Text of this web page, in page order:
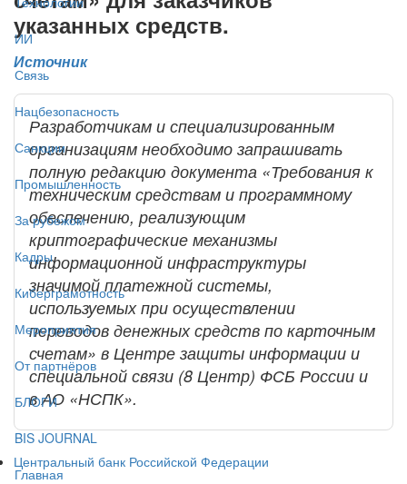
ИИ
Связь
Нацбезопасность
Санкции
Промышленность
За рубежом
Кадры
Киберграмотность
Мероприятия
От партнёров
БЛОГИ
BIS JOURNAL
Главная
указанных средств.
Источник
Разработчикам и специализированным
организациям необходимо запрашивать
полную редакцию документа «Требования к
техническим средствам и программному
обеспечению, реализующим
криптографические механизмы
информационной инфраструктуры
значимой платежной системы,
используемых при осуществлении
переводов денежных средств по карточным
счетам» в Центре защиты информации и
специальной связи (8 Центр) ФСБ России и
в АО «НСПК».
Центральный банк Российской Федерации